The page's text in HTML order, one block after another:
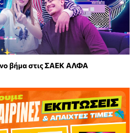
βήμα στις ΣΑΕΚ ΑΛΦΑ